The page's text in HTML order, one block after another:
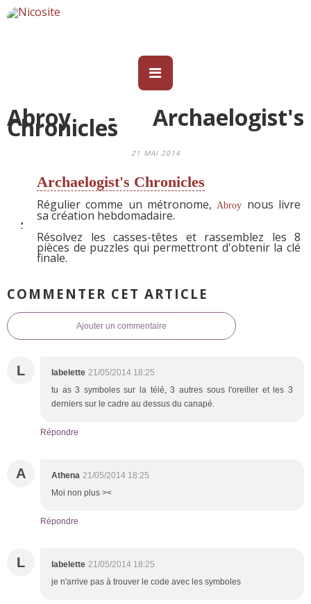
Abroy - Archaelogist's
Chronicles
21 MAI 2014
Archaelogist's Chronicles
Régulier comme un métronome,Abroy nous livre
sa création hebdomadaire.
Résolvez les casses-têtes et rassemblez les 8
pièces de puzzles qui permettront d'obtenir la clé
finale.
COMMENTER CET ARTICLE
Ajouter un commentaire
L labelette 21/05/2014 18:25
tu as 3 symboles sur la télé, 3 autres sous l'oreiller et les 3
derniers sur le cadre au dessus du canapé.
Répondre
A Athena 21/05/2014 18:25
Moi non plus ><
Répondre
L labelette 21/05/2014 18:25
je n'arrive pas à trouver le code avec les symboles